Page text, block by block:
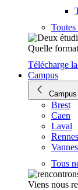
Quelle
Télécharge
Campus
Campus
Brest
Caen
Laval
Rennes
Vannes
Tous
Viens nous